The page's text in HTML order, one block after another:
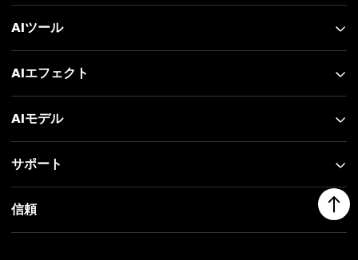
AIツール
AIエフェクト
AIモデル
サポート
信頼